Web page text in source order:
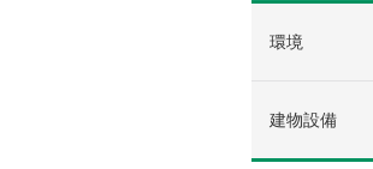
環境
建物設備